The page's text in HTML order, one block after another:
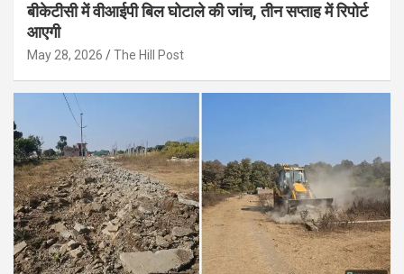
बीकेटीसी में वीआईपी बिल घोटाले की जांच, तीन सप्ताह में रिपोर्ट
आएगी
May 28, 2026 The Hill Post